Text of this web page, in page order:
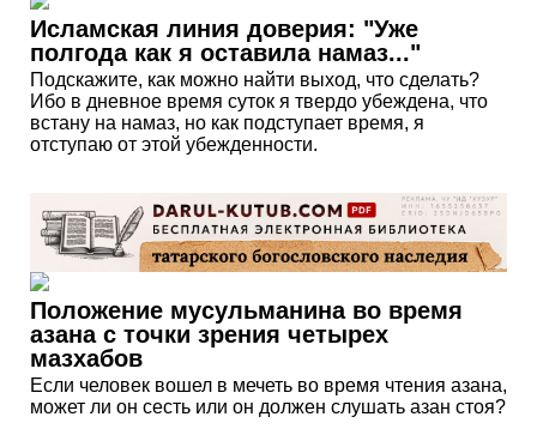
Исламская линия доверия: "Уже
полгода как я оставила намаз..."
Подскажите, как можно найти выход, что сделать?
Ибо в дневное время суток я твердо убеждена, что
встану на намаз, но как подступает время, я
отступаю от этой убежденности.
Положение мусульманина во время
азана с точки зрения четырех
мазхабов
Если человек вошел в мечеть во время чтения азана,
может ли он сесть или он должен слушать азан стоя?